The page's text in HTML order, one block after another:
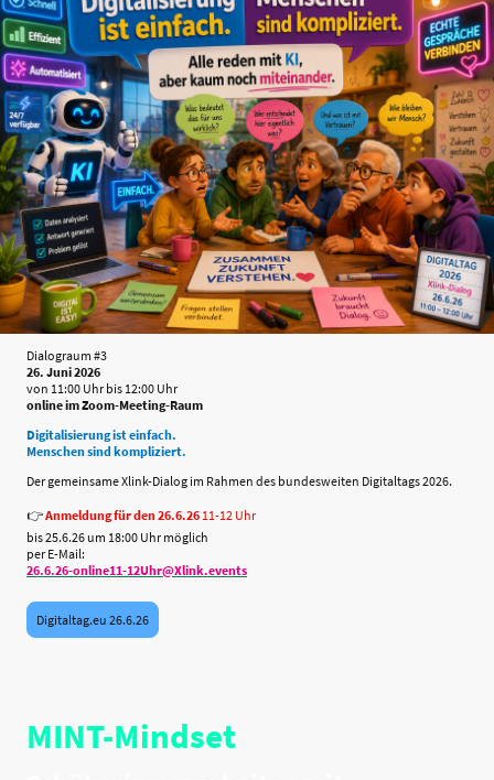
Dialograum #3
26. Juni 2026
von 11:00 Uhr bis 12:00 Uhr
online im Zoom-Meeting-Raum
Digitalisierung ist einfach.
Menschen sind kompliziert.
Der gemeinsame Xlink-Dialog im Rahmen des bundesweiten Digitaltags 2026.
👉Anmeldung für den 26.6.26 11-12 Uhr
bis 25.6.26 um 18:00 Uhr möglich
per E-Mail:
26.6.26-online11-12Uhr@Xlink.events
Digitaltag.eu 26.6.26
MINT-Mindset